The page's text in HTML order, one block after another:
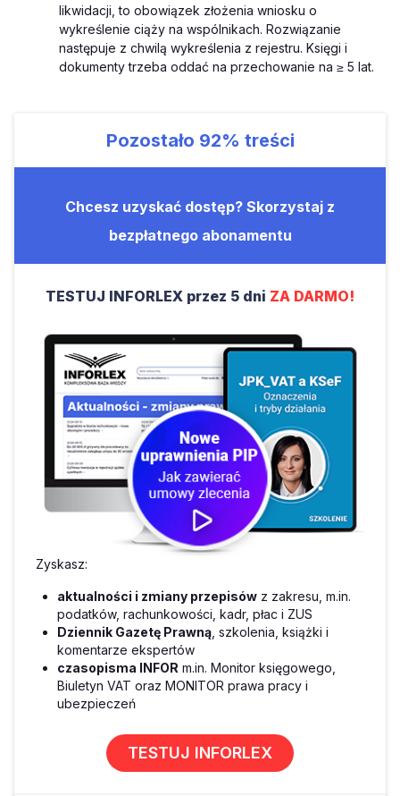
likwidacji, to obowiązek złożenia wniosku o
wykreślenie ciąży na wspólnikach. Rozwiązanie
następuje z chwilą wykreślenia z rejestru. Księgi i
dokumenty trzeba oddać na przechowanie na ≥ 5 lat.
Pozostało 92% treści
Chcesz uzyskać dostęp? Skorzystaj z
bezpłatnego abonamentu
TESTUJ INFORLEX przez 5 dni ZA DARMO!
Zyskasz:
aktualności i zmiany przepisów z zakresu, m.in.
podatków, rachunkowości, kadr, płac i ZUS
Dziennik Gazetę Prawną , szkolenia, książki i
komentarze ekspertów
czasopisma INFOR m.in. Monitor księgowego,
Biuletyn VAT oraz MONITOR prawa pracy i
ubezpieczeń
TESTUJ INFORLEX